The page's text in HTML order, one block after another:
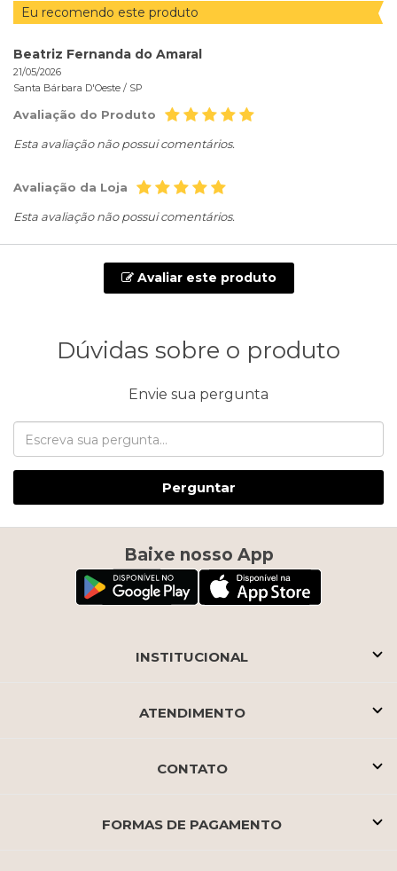
Eu recomendo este produto
Beatriz Fernanda do Amaral
21/05/2026
Santa Bárbara D'Oeste / SP
Avaliação do Produto
Esta avaliação não possui comentários.
Avaliação da Loja
Esta avaliação não possui comentários.
Avaliar este produto
Dúvidas sobre o produto
Envie sua pergunta
Perguntar
Baixe nosso App
INSTITUCIONAL
ATENDIMENTO
CONTATO
FORMAS DE PAGAMENTO